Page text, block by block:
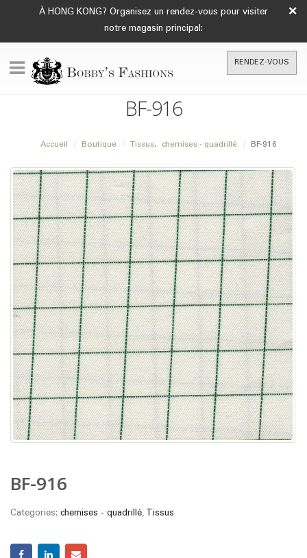
À HONG KONG? Organisez un rendez-vous pour visiter
notre magasin principal:
×
RENDEZ-VOUS
BF-916
Accueil Boutique Tissus, chemises - quadrillé BF-916
BF-916
Categories: chemises - quadrillé, Tissus